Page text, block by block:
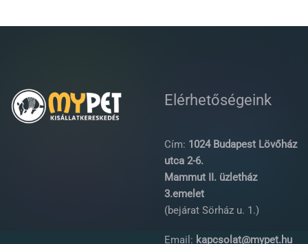
Elérhetőségeink
Cím: 1024 Budapest Lövőház
utca 2-6.
Mammut II. üzletház
3.emelet
(bejárat Sörház u. 1.)
Email: kapcsolat@mypet.hu